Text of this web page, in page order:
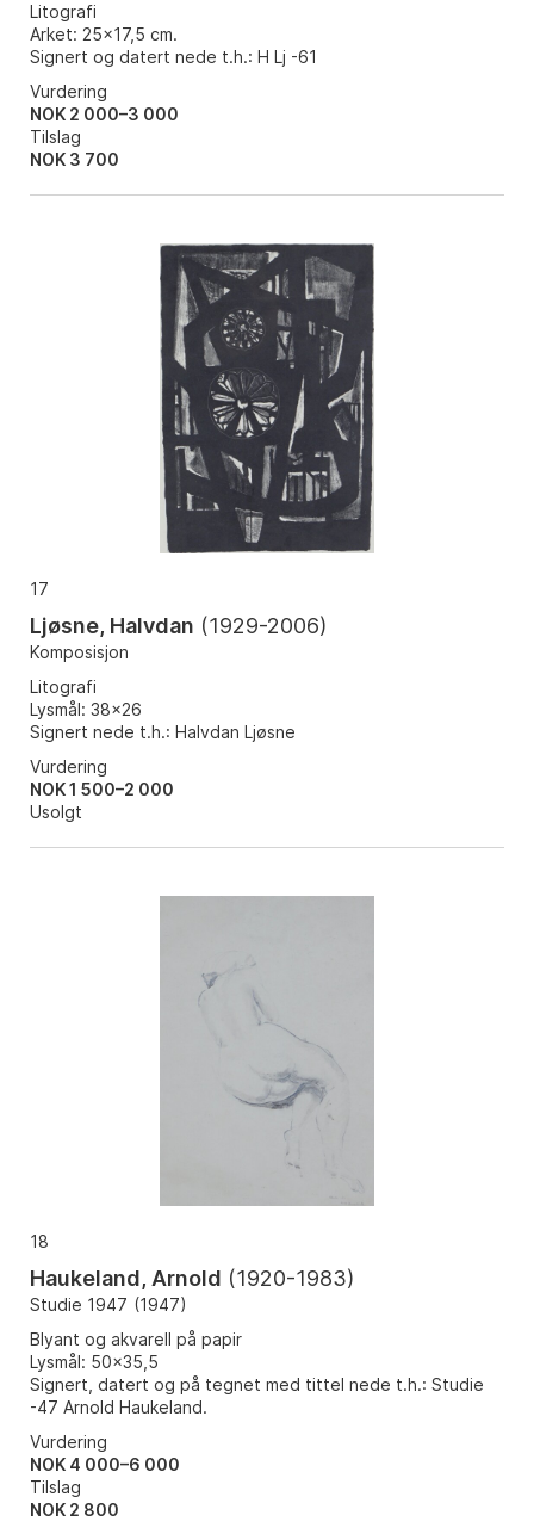
Litografi
Arket: 25x17,5 cm.
Signert og datert nede t.h.: H Lj -61
Vurdering
NOK 2 000–3 000
Tilslag
NOK 3 700
17
Ljøsne, Halvdan (1929-2006)
Komposisjon
Litografi
Lysmål: 38x26
Signert nede t.h.: Halvdan Ljøsne
Vurdering
NOK 1 500–2 000
Usolgt
18
Haukeland, Arnold (1920-1983)
Studie 1947 (1947)
Blyant og akvarell på papir
Lysmål: 50x35,5
Signert, datert og på tegnet med tittel nede t.h.: Studie
-47 Arnold Haukeland.
Vurdering
NOK 4 000–6 000
Tilslag
NOK 2 800